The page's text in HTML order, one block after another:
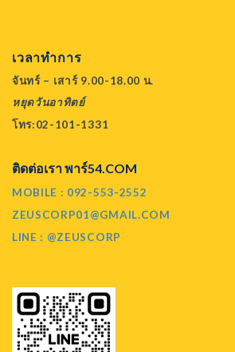
เวลาทำการ
จันทร์ – เสาร์ 9.00-18.00 น.
หยุดวันอาทิตย์
โทร:02-101-1331
ติดต่อเรา พาร์54.COM
MOBILE : 092-553-2552
ZEUSCORP01@GMAIL.COM
LINE : @ZEUSCORP